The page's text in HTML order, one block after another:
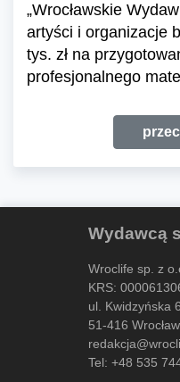
„Wrocławskie
artyści i organizacje
tys. zł na
profesjonalnego
Wydawcą
Wroclife sp. z
KRS:
ul. Kwidzyńska
51-416 Wrocław
Tel: +48 535